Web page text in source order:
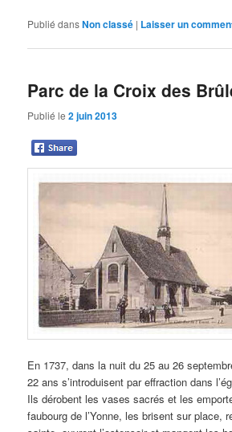
Publié dansNon classé | Laisser un
Parc de la Croix des
Publié le2 juin 2013
En 1737, dans la nuit du 25 au 26
22 ans s’introduisent par effraction dans
Ils dérobent les vases sacrés et les
faubourg de l’Yonne, les brisent sur place,